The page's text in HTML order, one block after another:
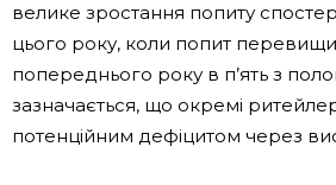
велике зростання попиту
цього року, коли попит
попереднього року в п’ять з
зазначається, що окремі
потенційним дефіцитом через